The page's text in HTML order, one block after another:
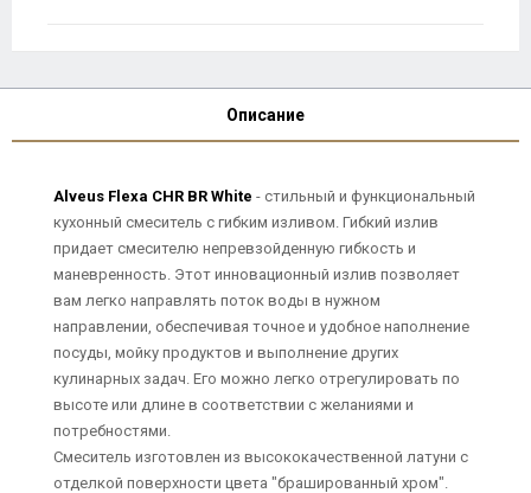
Описание
Alveus Flexa CHR BR White - стильный и функциональный
кухонный смеситель с гибким изливом. Гибкий излив
придает смесителю непревзойденную гибкость и
маневренность. Этот инновационный излив позволяет
вам легко направлять поток воды в нужном
направлении, обеспечивая точное и удобное наполнение
посуды, мойку продуктов и выполнение других
кулинарных задач. Его можно легко отрегулировать по
высоте или длине в соответствии с желаниями и
потребностями.
Смеситель изготовлен из высококачественной латуни с
отделкой поверхности цвета "брашированный хром".